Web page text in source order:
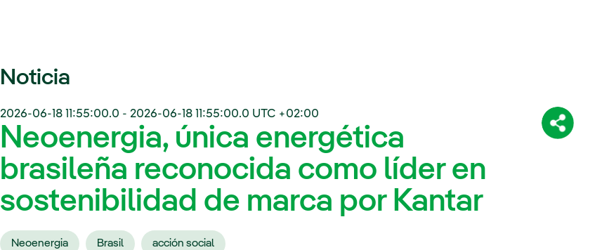
Noticia
2026-06-18 11:55:00.0 - 2026-06-18 11:55:00.0 UTC +02:00
Neoenergia, única energética
brasileña reconocida como líder en
sostenibilidad de marca por Kantar
Neoenergia Brasil acción social